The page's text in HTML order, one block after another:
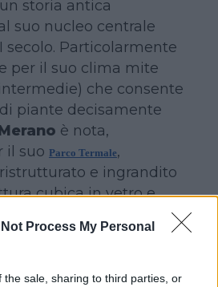
Not Process My Personal
the sale, sharing to third parties, or
storia antica
suo nucleo centrale
secolo. Particolarmente
per il suo clima mite
che consente
piante decisamente
è nota,
il suo Parco Termale,
e ingrandito
cubica in vetro e
lungo la riva meridionale
da un grande
il parco dispone di